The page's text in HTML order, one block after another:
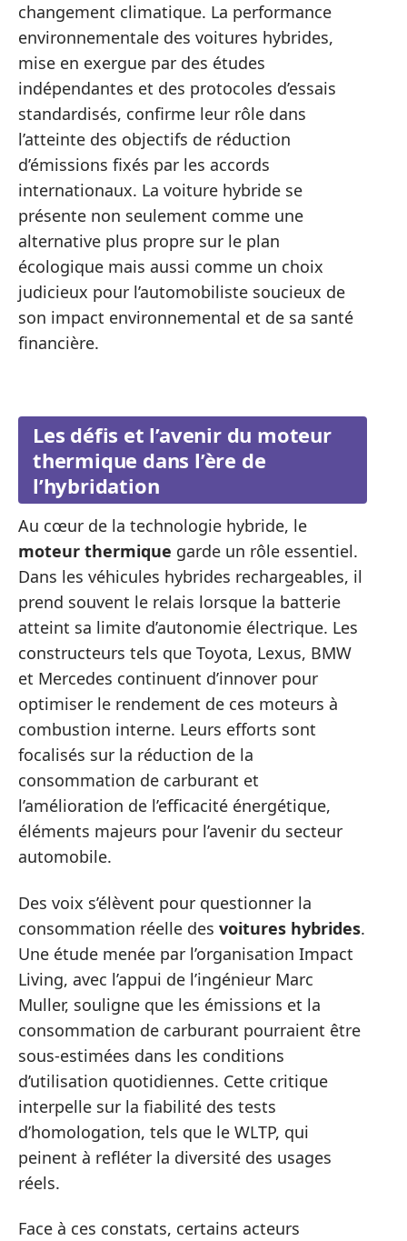
changement climatique. La performance
environnementale des voitures hybrides,
mise en exergue par des études
indépendantes et des protocoles d’essais
standardisés, confirme leur rôle dans
l’atteinte des objectifs de réduction
d’émissions fixés par les accords
internationaux. La voiture hybride se
présente non seulement comme une
alternative plus propre sur le plan
écologique mais aussi comme un choix
judicieux pour l’automobiliste soucieux de
son impact environnemental et de sa santé
financière.
Les défis et l’avenir du moteur
thermique dans l’ère de
l’hybridation
Au cœur de la technologie hybride, le
moteur thermique garde un rôle essentiel.
Dans les véhicules hybrides rechargeables, il
prend souvent le relais lorsque la batterie
atteint sa limite d’autonomie électrique. Les
constructeurs tels que Toyota, Lexus, BMW
et Mercedes continuent d’innover pour
optimiser le rendement de ces moteurs à
combustion interne. Leurs efforts sont
focalisés sur la réduction de la
consommation de carburant et
l’amélioration de l’efficacité énergétique,
éléments majeurs pour l’avenir du secteur
automobile.
Des voix s’élèvent pour questionner la
consommation réelle des voitures hybrides.
Une étude menée par l’organisation Impact
Living, avec l’appui de l’ingénieur Marc
Muller, souligne que les émissions et la
consommation de carburant pourraient être
sous-estimées dans les conditions
d’utilisation quotidiennes. Cette critique
interpelle sur la fiabilité des tests
d’homologation, tels que le WLTP, qui
peinent à refléter la diversité des usages
réels.
Face à ces constats, certains acteurs